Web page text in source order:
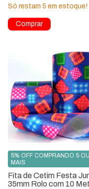
Só restam 5 em estoque!
Fita de Cetim Festa
35mm Rolo com 10
5% OFF COMPRANDO 5 OU
MAIS